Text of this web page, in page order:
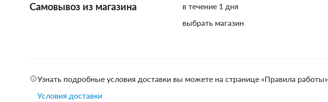
Самовывоз из магазина
в течение 1 дня
выбрать магазин
Узнать подробные условия доставки вы можете на странице «Правила работы»
Условия доставки